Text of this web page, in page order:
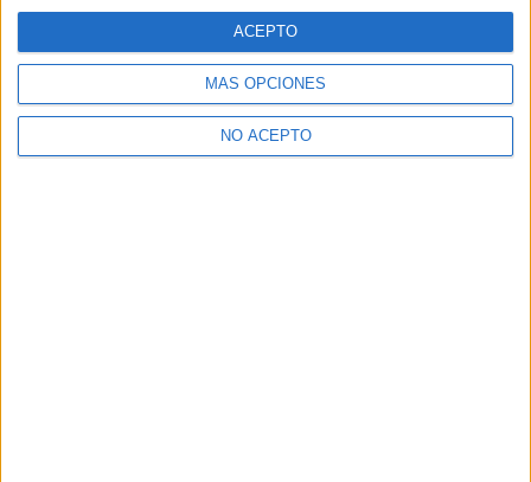
MÁS OPCIONES
NO ACEPTO
ACEPTO
gratis una copia de nuestro ebook con 100 consejos para tu
primer año de universidad